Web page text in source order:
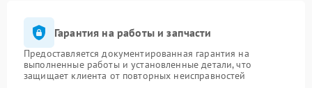
Гарантия на работы и запчасти
Предоставляется документированная гарантия на
выполненные работы и установленные детали, что
защищает клиента от повторных неисправностей